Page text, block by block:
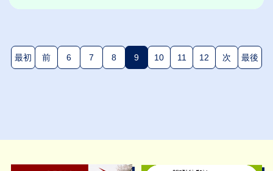
最初 前 6 7 8 9(現在のページ)
10 11 12 次 最後